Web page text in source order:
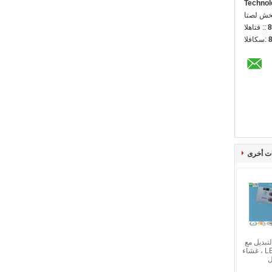
شخص:
الهاتف ::
الفاكس:
أخرى
مع
شاشة عرض LED ، غشاء